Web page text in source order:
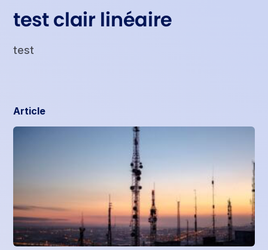
test clair linéaire
test
Article